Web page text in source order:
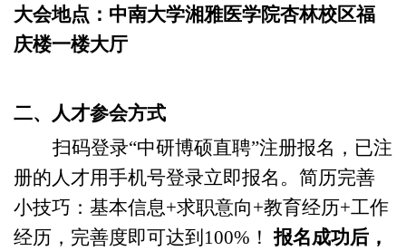
大会地点： 中南大学湘雅医学院杏林校区福
庆楼一楼大厅
二、 人才参会方式
扫码登录“中研博硕直聘”注册报名，已注
册的人才用手机号登录立即报名 。 简历完善
小技巧：基本信息+求职意向+教育经历+工作
经历，完善度即可达到100%！ 报名成功后 ，